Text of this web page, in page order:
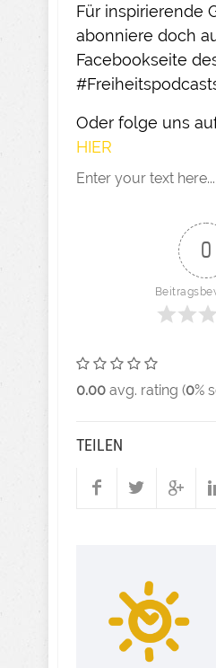
Für inspirierende
abonniere doch
Facebookseite
Oder folge uns
HIER​
Enter your text here...
0
0.00 avg. rating (0%
TEILEN